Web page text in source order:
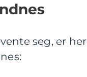
seg, er her